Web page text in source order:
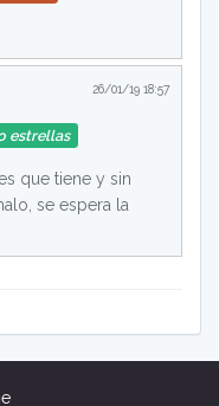
26/01/19 18:57
estrellas
que tiene y sin
se espera la